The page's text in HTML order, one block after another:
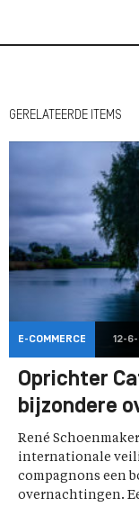
GERELATEERDE ITEMS
E-COMMERCE 12-
Oprichter
bijzondere
René
internationale
compagnons een
overnachtingen.